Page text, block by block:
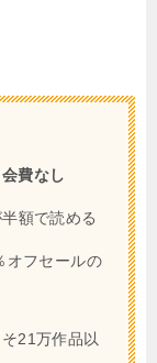
会費なし
額で読める
オフセールの
21万作品以